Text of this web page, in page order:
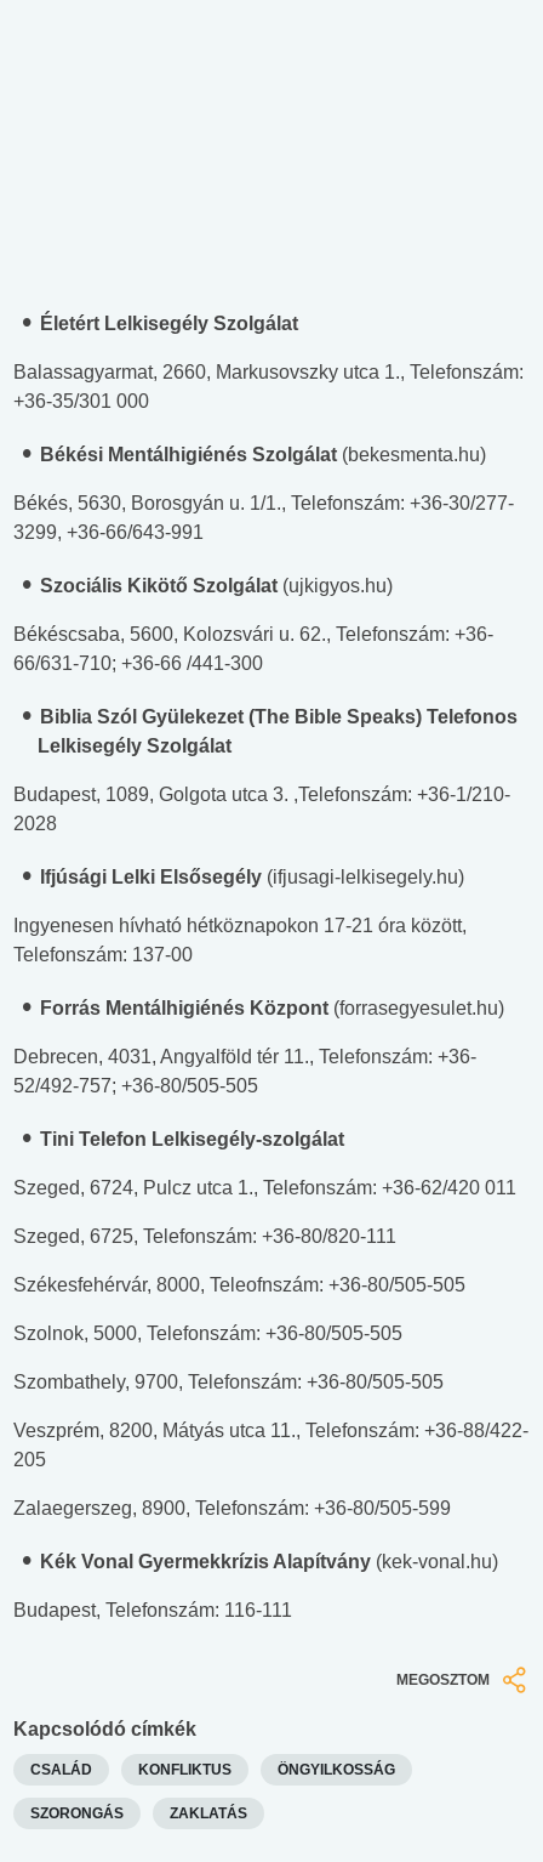
Életért Lelkisegély Szolgálat
Balassagyarmat, 2660, Markusovszky utca 1., Telefonszám:
+36-35/301 000
Békési Mentálhigiénés Szolgálat (bekesmenta.hu)
Békés, 5630, Borosgyán u. 1/1., Telefonszám: +36-30/277-
3299, +36-66/643-991
Szociális Kikötő Szolgálat (ujkigyos.hu)
Békéscsaba, 5600, Kolozsvári u. 62., Telefonszám: +36-
66/631-710; +36-66 /441-300
Biblia Szól Gyülekezet (The Bible Speaks) Telefonos
Lelkisegély Szolgálat
Budapest, 1089, Golgota utca 3. ,Telefonszám: +36-1/210-
2028
Ifjúsági Lelki Elsősegély (ifjusagi-lelkisegely.hu)
Ingyenesen hívható hétköznapokon 17-21 óra között,
Telefonszám: 137-00
Forrás Mentálhigiénés Központ (forrasegyesulet.hu)
Debrecen, 4031, Angyalföld tér 11., Telefonszám: +36-
52/492-757; +36-80/505-505
Tini Telefon Lelkisegély-szolgálat
Szeged, 6724, Pulcz utca 1., Telefonszám: +36-62/420 011
Szeged, 6725, Telefonszám: +36-80/820-111
Székesfehérvár, 8000, Teleofnszám: +36-80/505-505
Szolnok, 5000, Telefonszám: +36-80/505-505
Szombathely, 9700, Telefonszám: +36-80/505-505
Veszprém, 8200, Mátyás utca 11., Telefonszám: +36-88/422-
205
Zalaegerszeg, 8900, Telefonszám: +36-80/505-599
Kék Vonal Gyermekkrízis Alapítvány (kek-vonal.hu)
Budapest, Telefonszám: 116-111
MEGOSZTOM
Kapcsolódó címkék
CSALÁD KONFLIKTUS ÖNGYILKOSSÁG
SZORONGÁS ZAKLATÁS